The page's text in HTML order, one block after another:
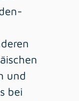
und
bei